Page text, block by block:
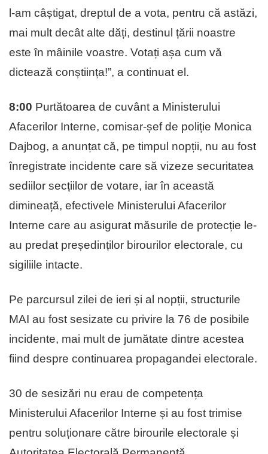
l-am câștigat, dreptul de a vota, pentru că astăzi,
mai mult decât alte dăți, destinul țării noastre
este în mâinile voastre. Votați așa cum vă
dictează conștiința!”, a continuat el.
8:00 Purtătoarea de cuvânt a Ministerului
Afacerilor Interne, comisar-șef de poliție Monica
Dajbog, a anunțat că, pe timpul nopții, nu au fost
înregistrate incidente care să vizeze securitatea
sediilor secțiilor de votare, iar în această
dimineață, efectivele Ministerului Afacerilor
Interne care au asigurat măsurile de protecție le-
au predat președinților birourilor electorale, cu
sigiliile intacte.
Pe parcursul zilei de ieri și al nopții, structurile
MAI au fost sesizate cu privire la 76 de posibile
incidente, mai mult de jumătate dintre acestea
fiind despre continuarea propagandei electorale.
30 de sesizări nu erau de competența
Ministerului Afacerilor Interne și au fost trimise
pentru soluționare către birourile electorale și